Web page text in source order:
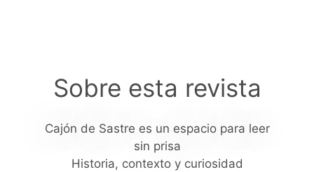
Sobre esta revista
Cajón de Sastre es un espacio para leer
sin prisa
Historia, contexto y curiosidad